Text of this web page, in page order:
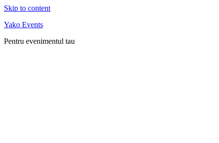
Skip to content
Yako Events
Pentru evenimentul tau